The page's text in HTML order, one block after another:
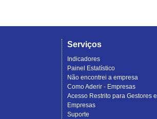
Serviços
Indicadores
Painel Estatístico
Não encontrei a empresa
Como Aderir - Empresas
Acesso Restrito para Gestores e
Empresas
Suporte